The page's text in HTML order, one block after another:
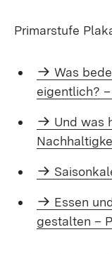
Primarstufe
Was
eigentlich?
Und was
Essen
ge­stal­ten –